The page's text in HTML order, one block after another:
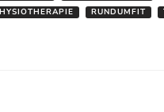
RUNDUMFIT